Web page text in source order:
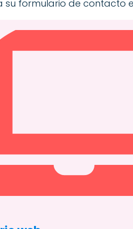
su formulario de contacto